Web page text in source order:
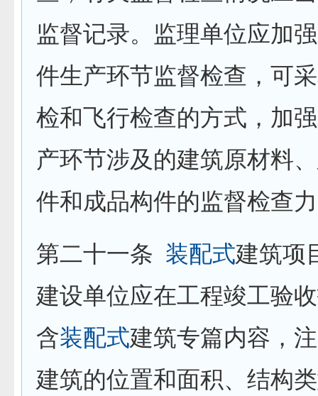
监督记录。监理单位应加
件生产环节监督检查，可
检和飞行检查的方式，加
产环节涉及的建筑原材料
件和成品构件的监督检查
第二十一条 装配式建筑项
建设单位应在工程竣工验
含装配式建筑专篇内容，
建筑的位置和面积、结构